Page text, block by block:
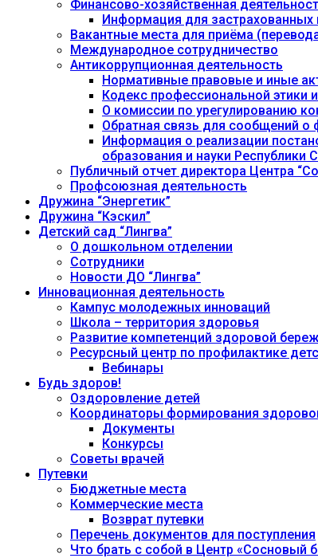
Финансово-хозяйственная
Информация для
Вакантные места для приёма
Международное сотрудничество
Антикоррупционная деятельность
Нормативные правовые и иные
Кодекс профессиональной этики
О комиссии по урегулированию
Обратная связь для сообщений о
Информация о реализации
образования и науки Республики
Публичный отчет директора Центра
Профсоюзная деятельность
Дружина “Энергетик”
Дружина “Кэскил”
Детский сад “Лингва”
О дошкольном отделении
Сотрудники
Новости ДО “Лингва”
Инновационная деятельность
Кампус молодежных инноваций
Школа – территория здоровья
Развитие компетенций здоровой
Ресурсный центр по профилактике
Вебинары
Будь здоров!
Оздоровление детей
Координаторы формирования
Документы
Конкурсы
Советы врачей
Путевки
Бюджетные места
Коммерческие места
Возврат путевки
Перечень документов для поступления
Что брать с собой в Центр «Сосновый